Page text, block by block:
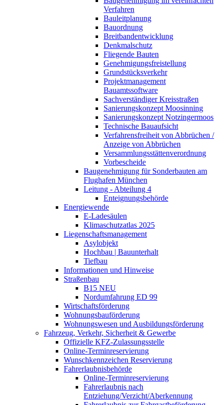
Verfahren
Bauleitplanung
Bauordnung
Breitbandentwicklung
Denkmalschutz
Fliegende Bauten
Genehmigungsfreistellung
Grundstücksverkehr
Projektmanagement
Bauamtssoftware
Sachverständiger Kreisstraßen
Sanierungskonzept Moosinning
Sanierungskonzept Notzingermoos
Technische Bauaufsicht
Verfahrensfreiheit von Abbrüchen /
Anzeige von Abbrüchen
Versammlungsstättenverordnung
Vorbescheide
Baugenehmigung für Sonderbauten am
Flughafen München
Leitung - Abteilung 4
Enteignungsbehörde
Energiewende
E-Ladesäulen
Klimaschutzatlas 2025
Liegenschaftsmanagement
Asylobjekt
Hochbau | Bauunterhalt
Tiefbau
Informationen und Hinweise
Straßenbau
B15 NEU
Nordumfahrung ED 99
Wirtschaftsförderung
Wohnungsbauförderung
Wohnungswesen und Ausbildungsförderung
Fahrzeug, Verkehr, Sicherheit & Gewerbe
Offizielle KFZ-Zulassungsstelle
Online-Terminreservierung
Wunschkennzeichen Reservierung
Fahrerlaubnisbehörde
Online-Terminreservierung
Fahrerlaubnis nach
Entziehung/Verzicht/Aberkennung